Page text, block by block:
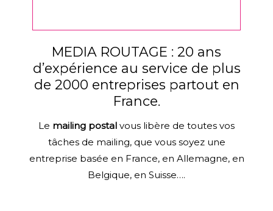
MEDIA ROUTAGE : 20 ans
d’expérience au service de plus
de 2000 entreprises partout en
France.
Le mailing postal vous libère de toutes vos
tâches de mailing, que vous soyez une
entreprise basée en France, en Allemagne, en
Belgique, en Suisse….